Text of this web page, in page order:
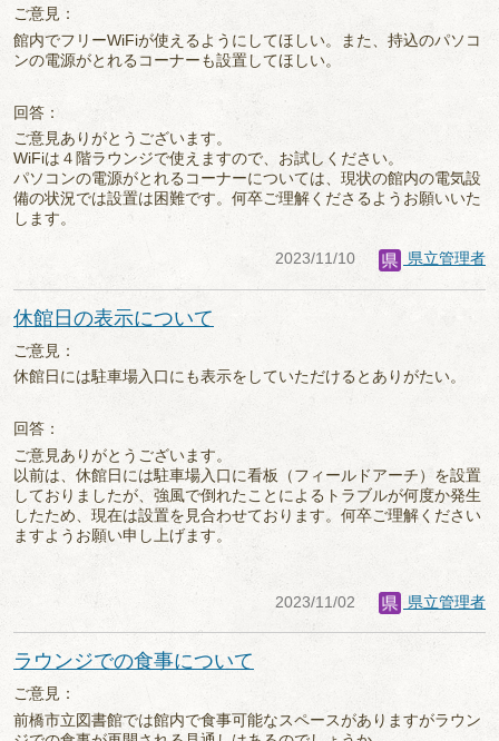
ご意見：
館内でフリーWiFiが使えるようにしてほしい。また、持込のパソコ
ンの電源がとれるコーナーも設置してほしい。
回答：
ご意見ありがとうございます。
WiFiは４階ラウンジで使えますので、お試しください。
パソコンの電源がとれるコーナーについては、現状の館内の電気設
備の状況では設置は困難です。何卒ご理解くださるようお願いいた
します。
2023/11/10 県立管理者
休館日の表示について
ご意見：
休館日には駐車場入口にも表示をしていただけるとありがたい。
回答：
ご意見ありがとうございます。
以前は、休館日には駐車場入口に看板（フィールドアーチ）を設置
しておりましたが、強風で倒れたことによるトラブルが何度か発生
したため、現在は設置を見合わせております。何卒ご理解ください
ますようお願い申し上げます。
2023/11/02 県立管理者
ラウンジでの食事について
ご意見：
前橋市立図書館では館内で食事可能なスペースがありますがラウン